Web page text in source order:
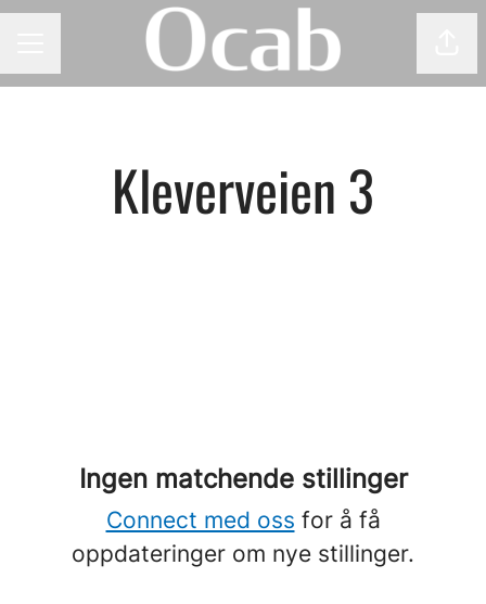
Kleverveien 3
Ingen matchende stillinger
Connect med oss for å få
oppdateringer om nye stillinger.